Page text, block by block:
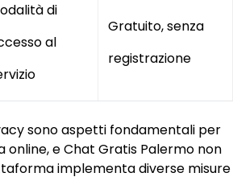
di
al
Gratuito, senza
registrazione
sono aspetti fondamentali per
online, e Chat Gratis Palermo non
implementa diverse misure